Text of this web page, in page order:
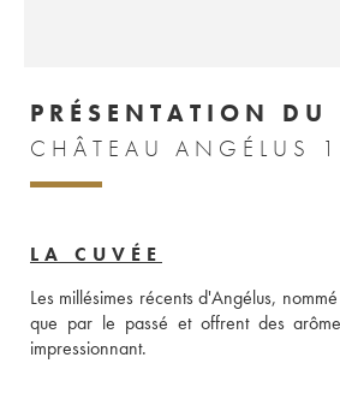
PRÉSENTATION DU
CHÂTEAU ANGÉLUS
LA CUVÉE
Les millésimes récents d'Angélus,
que par le passé et offrent des
impressionnant.